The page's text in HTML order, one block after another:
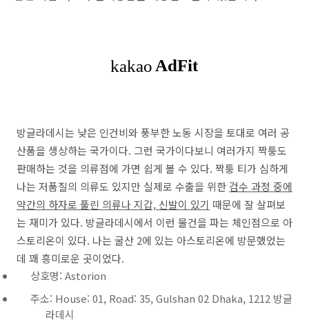
방글라데시는 낮은 인건비와 풍부한 노동 시장을 토대로 여러 공
산품을 생상하는 국가이다. 그런 국가이다보니 여러가지 짝퉁도
판매하는 것을 의류점에 가면 쉽게 볼 수 있다. 짝퉁 티가 심하게
나는 저품질의 의류도 있지만 실제로 수출을 위한 검수 과정 중에
약간의 하자로 풀린 의류나 지갑, 신발이 있기 때문에 잘 살펴보
는 재미가 있다. 방글라데시에서 이런 물건을 파는 체인점으로 아
스토리온이 있다. 나는 굴산 2에 있는 아스토리온에 방문했었는
데 꽤 흥미로운 곳이었다.
상호명: Astorion
주소: House: 01, Road: 35, Gulshan 02 Dhaka, 1212 방글
라데시